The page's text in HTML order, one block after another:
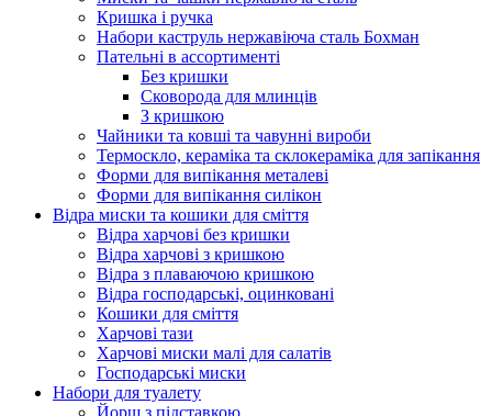
Кришка і ручка
Набори каструль нержавіюча сталь Бохман
Пательні в ассортименті
Без кришки
Сковорода для млинців
З кришкою
Чайники та ковші та чавунні вироби
Термоскло, кераміка та склокераміка для запікання
Форми для випікання металеві
Форми для випікання силікон
Відра миски та кошики для сміття
Відра харчові без кришки
Відра харчові з кришкою
Відра з плаваючою кришкою
Відра господарські, оцинковані
Кошики для сміття
Харчові тази
Харчові миски малі для салатів
Господарські миски
Набори для туалету
Йорш з підставкою